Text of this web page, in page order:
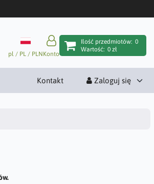
pl / PL / PLNKonto
Ilość przedmiotów: 0
Wartość: 0 zł
Kontakt Zaloguj się